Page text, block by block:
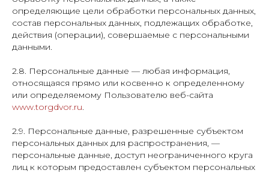
определяющие цели обработки персональных данных,
состав персональных данных, подлежащих обработке,
действия (операции), совершаемые с персональными
данными.
2.8. Персональные данные — любая информация,
относящаяся прямо или косвенно к определенному
или определяемому Пользователю веб-сайта
www.torgdvor.ru.
2.9. Персональные данные, разрешенные субъектом
персональных данных для распространения, —
персональные данные, доступ неограниченного круга
лиц к которым предоставлен субъектом персональных